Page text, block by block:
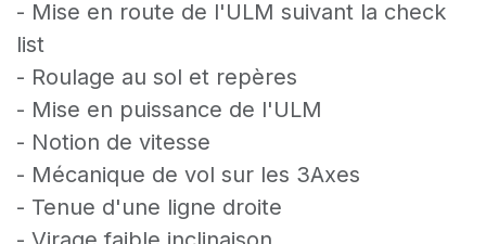
- Mise en route de l'ULM suivant la check
list
- Roulage au sol et repères
- Mise en puissance de l'ULM
- Notion de vitesse
- Mécanique de vol sur les 3Axes
- Tenue d'une ligne droite